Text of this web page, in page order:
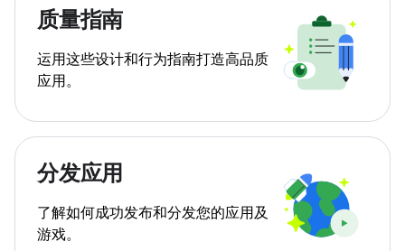
质量指南
运用这些设计和行为指南打造高品质
应用。
分发应用
了解如何成功发布和分发您的应用及
游戏。